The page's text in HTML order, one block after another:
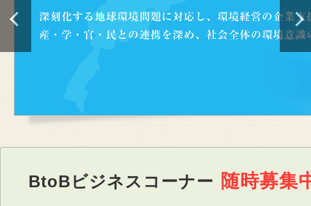
BtoBビジネスコーナー 随時募集